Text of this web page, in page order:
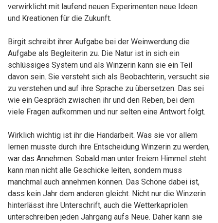
verwirklicht mit laufend neuen Experimenten neue Ideen
und Kreationen für die Zukunft.
Birgit schreibt ihrer Aufgabe bei der Weinwerdung die
Aufgabe als Begleiterin zu. Die Natur ist in sich ein
schlüssiges System und als Winzerin kann sie ein Teil
davon sein. Sie versteht sich als Beobachterin, versucht sie
zu verstehen und auf ihre Sprache zu übersetzen. Das sei
wie ein Gespräch zwischen ihr und den Reben, bei dem
viele Fragen aufkommen und nur selten eine Antwort folgt.
Wirklich wichtig ist ihr die Handarbeit. Was sie vor allem
lernen musste durch ihre Entscheidung Winzerin zu werden,
war das Annehmen. Sobald man unter freiem Himmel steht
kann man nicht alle Geschicke leiten, sondern muss
manchmal auch annehmen können. Das Schöne dabei ist,
dass kein Jahr dem anderen gleicht. Nicht nur die Winzerin
hinterlässt ihre Unterschrift, auch die Wetterkapriolen
unterschreiben jeden Jahrgang aufs Neue. Daher kann sie